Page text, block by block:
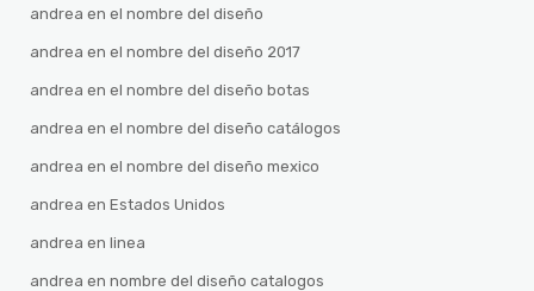
andrea en el nombre del diseño
andrea en el nombre del diseño 2017
andrea en el nombre del diseño botas
andrea en el nombre del diseño catálogos
andrea en el nombre del diseño mexico
andrea en Estados Unidos
andrea en linea
andrea en nombre del diseño catalogos